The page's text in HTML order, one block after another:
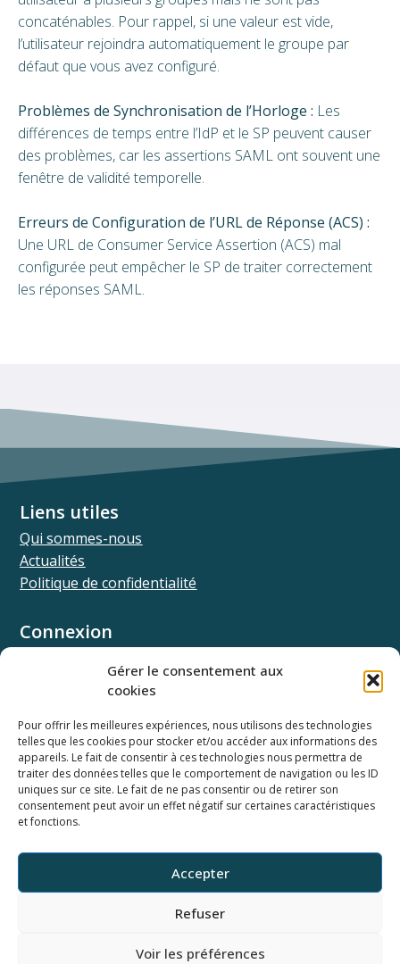
Gérer le consentement aux
cookies
Pour offrir les meilleures expériences, nous utilisons des technologies
telles que les cookies pour stocker et/ou accéder aux informations des
appareils. Le fait de consentir à ces technologies nous permettra de
traiter des données telles que le comportement de navigation ou les ID
uniques sur ce site. Le fait de ne pas consentir ou de retirer son
consentement peut avoir un effet négatif sur certaines caractéristiques
et fonctions.
Accepter
Refuser
Voir les préférences
concaténables. Pour rappel, si une valeur est vide,
l’utilisateur rejoindra automatiquement le groupe par
défaut que vous avez configuré.
Problèmes de Synchronisation de l’Horloge : Les
différences de temps entre l’IdP et le SP peuvent causer
des problèmes, car les assertions SAML ont souvent une
fenêtre de validité temporelle.
Erreurs de Configuration de l’URL de Réponse (ACS) :
Une URL de Consumer Service Assertion (ACS) mal
configurée peut empêcher le SP de traiter correctement
les réponses SAML.
Horaires du support
Du lundi au vendredi
9h-12h et 14h-18h
Ressources
Documentation SSO
Documentation API
Webinaires
Ancienne base documentaire
Connexion
Univ.theia
Liens utiles
Qui sommes-nous
Actualités
Politique de confidentialité